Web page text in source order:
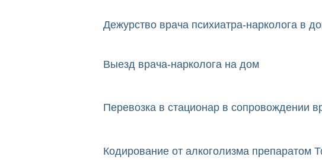
Дежурство врача психиатра-нарколога в
Выезд врача-нарколога на дом
Перевозка в стационар в сопровождении
Кодирование от алкоголизма препаратом